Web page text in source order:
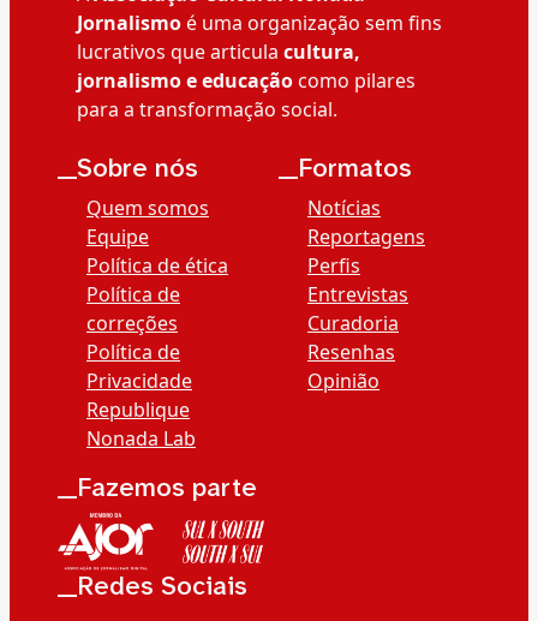
Jornalismoé uma organização sem fins
lucrativos que articula cultura,
jornalismo e educaçãocomo pilares
para a transformação social.
__Sobre nós
Quem somos
Equipe
Política de ética
Política de
correções
Política de
Privacidade
Republique
Nonada Lab
__Formatos
Notícias
Reportagens
Perfis
Entrevistas
Curadoria
Resenhas
Opinião
__Fazemos parte
__Redes Sociais